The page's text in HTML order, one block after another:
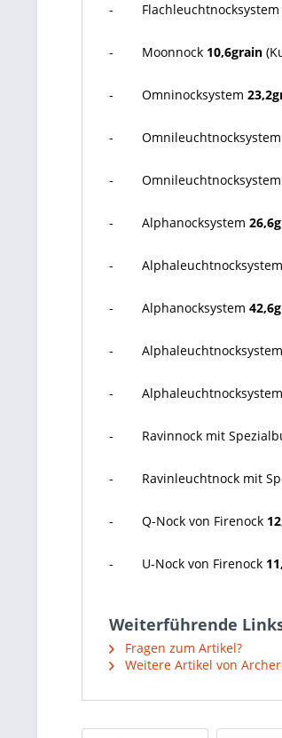
- Flachleuchtnocksystem
- Moonnock 10,6grain
- Omninocksystem
- Omnileuchtnocksystem
-
- Alphanocksystem
-
- Alphanocksystem
-
- Alphaleuchtnocksystem
- Ravinnock mit
- Ravinleuchtnock mit
- Q-Nock von Firenock
- U-Nock von Firenock
Weiterführende
Fragen zum Artikel?
Weitere Artikel von